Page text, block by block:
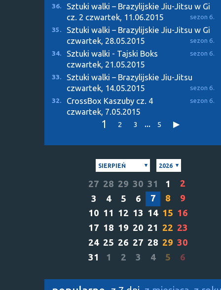
36.
Sztuki walki – Brazylijskie Jiu-Jitsu w Gi
cz. 2
sezon 6.
czwartek, 11.06.2015
35. Sztuki walki – Brazylijskie Jiu-Jitsu w Gi
sezon 6.
czwartek, 28.05.2015
34. Sztuki walki - Tajski Boks sezon 6.
czwartek, 21.05.2015
33. Sztuki walki – Brazylijskie Jiu-Jitsu
sezon 6.
czwartek, 14.05.2015
32. CrossBox Kaszuby cz. 4 sezon 6.
czwartek, 7.05.2015
1 2 3 ... 5
SIERPIEŃ 2026
27 28 29 30 31 1
2
3
4 5 6 7 8
9
10 11 12 13 14 15 16
17 18 19 20 21 22 23
24 25 26 27 28 29 30
31
1 2 3 4 5 6